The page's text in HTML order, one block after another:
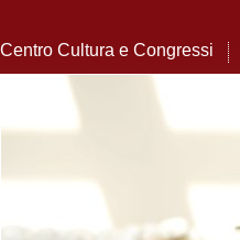
Centro Cultura e Congressi